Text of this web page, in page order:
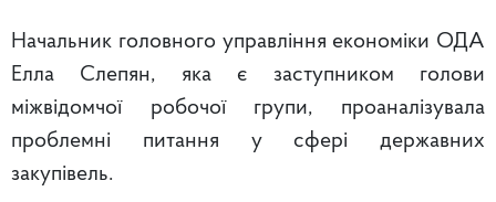
Начальник головного управління економіки ОДА
Елла Слепян, яка є заступником голови
міжвідомчої робочої групи, проаналізувала
проблемні питання у сфері державних
закупівель.